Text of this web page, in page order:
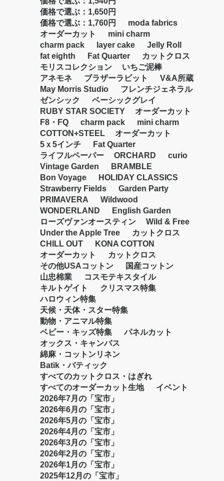
お買い物を続ける カートへ進む
価格で選ぶ：1,650円
価格で選ぶ：1,760円
moda fabrics
オーダーカット
mini charm
charm pack
layer cake
Jelly Roll
fat eighth
Fat Quarter
カットクロス
モリスコレクション
いちご泥棒
アネモネ
ブラザーラビット
V&A所蔵
May Morris Studio
フレンチジェネラル
ゼンシック
ベーシックグレイ
RUBY STAR SOCIETY
オーダーカット
F8・FQ
charm pack
mini charm
COTTON+STEEL
オーダーカット
5ｘ5インチ
Fat Quarter
ライフルペーパー
ORCHARD
curio
Vintage Garden
BRAMBLE
Bon Voyage
HOLIDAY CLASSICS
Strawberry Fields
Garden Party
PRIMAVERA
Wildwood
WONDERLAND
English Garden
ローズヴァンオースティン
Wild & Free
Under the Apple Tree
カットクロス
CHILL OUT
KONA COTTON
オーダーカット
カットクロス
その他USAコットン
国産コットン
山忠棉業
コスモテキスタイル
キルトゲイト
クリスマス特集
ハロウィン特集
天候・天体・スター特集
動物・アニマル特集
ベビー・キッズ特集
パネルカット
オックス・キャンバス
綿麻・コットンリネン
Batik・バティック
すべてのカットクロス・はぎれ
すべてのオーダーカット生地
イベント
2026年7月の「宝市」
2026年6月の「宝市」
2026年5月の「宝市」
2026年4月の「宝市」
2026年3月の「宝市」
2026年2月の「宝市」
2026年1月の「宝市」
2025年12月の「宝市」